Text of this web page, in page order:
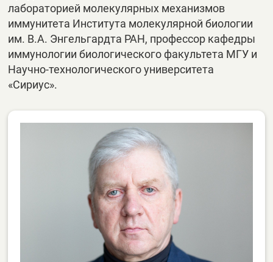
лабораторией молекулярных механизмов
иммунитета Института молекулярной биологии
им. В.А. Энгельгардта РАН, профессор кафедры
иммунологии биологического факультета МГУ и
Научно-технологического университета
«Сириус».